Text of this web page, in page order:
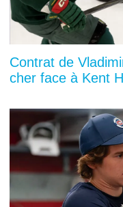
Contrat de
cher face à Kent